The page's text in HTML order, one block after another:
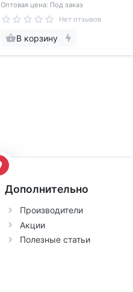
Оптовая цена: Под заказ
Нет отзывов
В корзину
Дополнительно
Производители
Акции
Полезные статьи